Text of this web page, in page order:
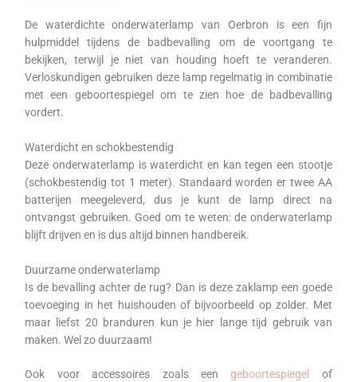
De waterdichte onderwaterlamp van Oerbron is een fijn
hulpmiddel tijdens de badbevalling om de voortgang te
bekijken, terwijl je niet van houding hoeft te veranderen.
Verloskundigen gebruiken deze lamp regelmatig in combinatie
met een geboortespiegel om te zien hoe de badbevalling
vordert.
Waterdicht en schokbestendig
Deze onderwaterlamp is waterdicht en kan tegen een stootje
(schokbestendig tot 1 meter). Standaard worden er twee AA
batterijen meegeleverd, dus je kunt de lamp direct na
ontvangst gebruiken. Goed om te weten: de onderwaterlamp
blijft drijven en is dus altijd binnen handbereik.
Duurzame onderwaterlamp
Is de bevalling achter de rug? Dan is deze zaklamp een goede
toevoeging in het huishouden of bijvoorbeeld op zolder. Met
maar liefst 20 branduren kun je hier lange tijd gebruik van
maken. Wel zo duurzaam!
Ook voor accessoires zoals eengeboortespiegel
of